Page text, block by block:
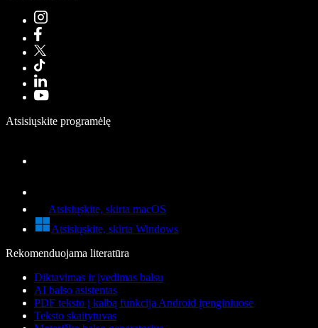
Atsisiųskite programėlę
Atsisiųskite, skirta macOS
Atsisiųskite, skirta Windows
Rekomenduojama literatūra
Diktavimas ir įvedimas balsu
AI balso asistentas
PDF teksto į kalbą funkcija Android įrenginiuose
Teksto skaitytuvas